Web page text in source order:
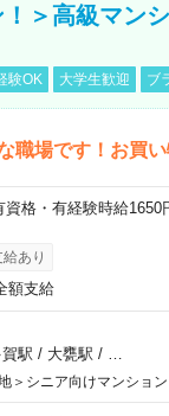
＞高級マン
験OK 大学生歓迎 ブ
職場です！お買
格・有経験時給
あり
額支給
駅 / 大甕駅 /
＞シニア向けマンシ